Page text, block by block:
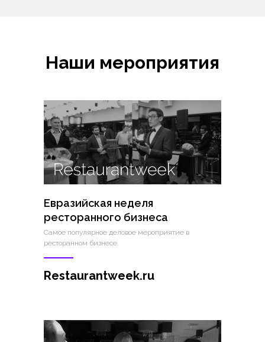
Наши мероприятия
Евразийская неделя
ресторанного бизнеса
Самое популярное деловое мероприятие в
ресторанном бизнесе.
Restaurantweek.ru